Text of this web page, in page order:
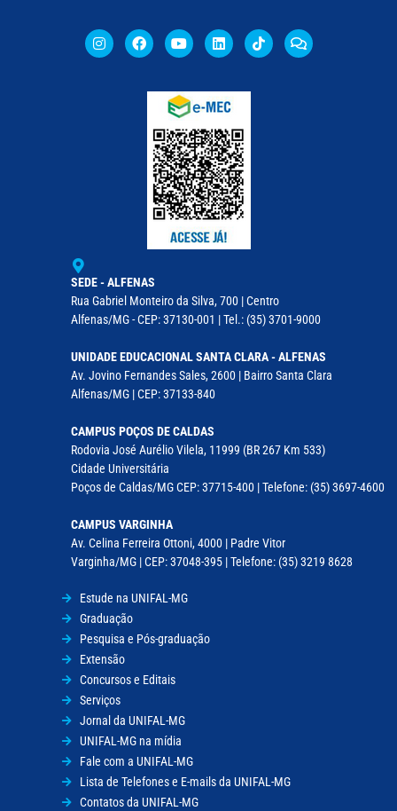
SEDE - ALFENAS
Rua Gabriel Monteiro da Silva, 700 | Centro
Alfenas/MG - CEP: 37130-001 | Tel.: (35) 3701-9000
UNIDADE EDUCACIONAL SANTA CLARA - ALFENAS
Av. Jovino Fernandes Sales, 2600 | Bairro Santa Clara
Alfenas/MG | CEP: 37133-840
CAMPUS POÇOS DE CALDAS
Rodovia José Aurélio Vilela, 11999 (BR 267 Km 533)
Cidade Universitária
Poços de Caldas/MG CEP: 37715-400 | Telefone: (35) 3697-4600
CAMPUS VARGINHA
Av. Celina Ferreira Ottoni, 4000 | Padre Vitor
Varginha/MG | CEP: 37048-395 | Telefone: (35) 3219 8628
Estude na UNIFAL-MG
Graduação
Pesquisa e Pós-graduação
Extensão
Concursos e Editais
Serviços
Jornal da UNIFAL-MG
UNIFAL-MG na mídia
Fale com a UNIFAL-MG
Lista de Telefones e E-mails da UNIFAL-MG
Contatos da UNIFAL-MG